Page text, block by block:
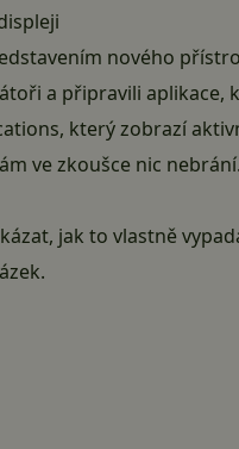
nového
a připravili
který zobrazí
ve zkoušce nic nebrání.
jak to vlastně